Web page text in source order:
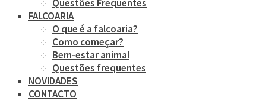
Questões Frequentes
FALCOARIA
O que é a falcoaria?
Como começar?
Bem-estar animal
Questões frequentes
NOVIDADES
CONTACTO